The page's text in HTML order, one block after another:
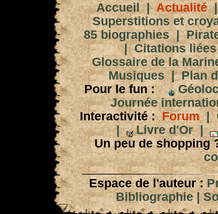
Accueil|Actualité
Superstitions et
85 biographies|
|Citations
Glossaire de la
Musiques|Plan
Pour le fun :
Journée
Interactivité : Forum|
|
Livre d'Or|
Un peu de shopping
Espace de l'auteur :
Bibliographie|